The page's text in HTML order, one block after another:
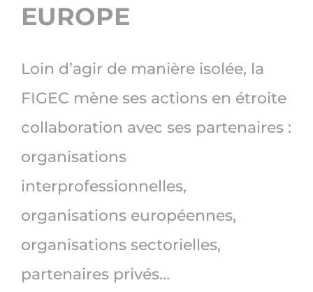
EUROPE
Loin d’agir de manière isolée, la
FIGEC mène ses actions en étroite
collaboration avec ses partenaires :
organisations
interprofessionnelles,
organisations européennes,
organisations sectorielles,
partenaires privés…